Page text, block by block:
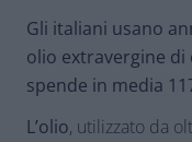
Gli italiani usano
olio extravergine di
spende in media
L’olio, utilizzato da